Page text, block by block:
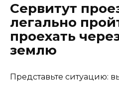
Сервитут
легально
проехать
землю
Представьте ситуацию: